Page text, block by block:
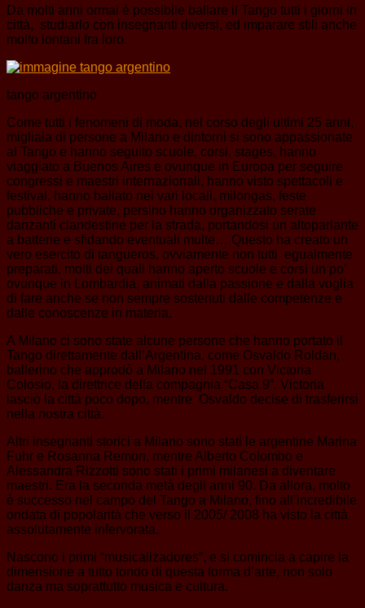
Da molti anni ormai è possibile ballare il Tango tutti i giorni in
città, studiarlo con insegnanti diversi, ed imparare stili anche
molto lontani fra loro.
tango argentino
Come tutti i fenomeni di moda, nel corso degli ultimi 25 anni,
migliaia di persone a Milano e dintorni si sono appassionate
al Tango e hanno seguito scuole, corsi, stages, hanno
viaggiato a Buenos Aires e ovunque in Europa per seguire
congressi e maestri internazionali, hanno visto spettacoli e
festival, hanno ballato nei vari locali, milongas, feste
pubbliche e private, persino hanno organizzato serate
danzanti clandestine per la strada, portandosi un altoparlante
a batterie e sfidando eventuali multe… Questo ha creato un
vero esercito di tangueros, ovviamente non tutti egualmente
preparati, molti dei quali hanno aperto scuole e corsi un po’
ovunque in Lombardia, animati dalla passione e dalla voglia
di fare anche se non sempre sostenuti dalle competenze e
dalle conoscenze in materia.
A Milano ci sono state alcune persone che hanno portato il
Tango direttamente dall’Argentina, come Osvaldo Roldan,
ballerino che approdò a Milano nel 1991 con Victoria
Colosio, la direttrice della compagnia “Casa 9”. Victoria
lasciò la città poco dopo, mentre Osvaldo decise di trasferirsi
nella nostra città.
Altri insegnanti storici a Milano sono stati le argentine Marina
Fuhr e Rosanna Remon, mentre Alberto Colombo e
Alessandra Rizzotti sono stati i primi milanesi a diventare
maestri. Era la seconda metà degli anni 90. Da allora, molto
è successo nel campo del Tango a Milano, fino all’incredibile
ondata di popolarità che verso il 2005/ 2008 ha visto la città
assolutamente infervorata.
Nascono i primi “musicalizadores”, e si comincia a capire la
dimensione a tutto tondo di questa forma d’arte, non solo
danza ma soprattutto musica e cultura.